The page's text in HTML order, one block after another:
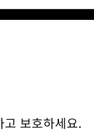
보호하세요.